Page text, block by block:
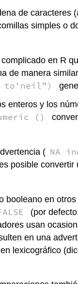
de
simples o
en R
de manera
to'neil”)
enteros y los
()
( NA
posible
booleano en
(por
usan
en una
lexicográfico